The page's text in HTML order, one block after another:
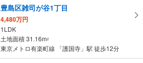
豊島区雑司が谷1丁目
4,480万円
1LDK
土地面積 31.16m2
東京メトロ有楽町線 「護国寺」駅 徒歩12分